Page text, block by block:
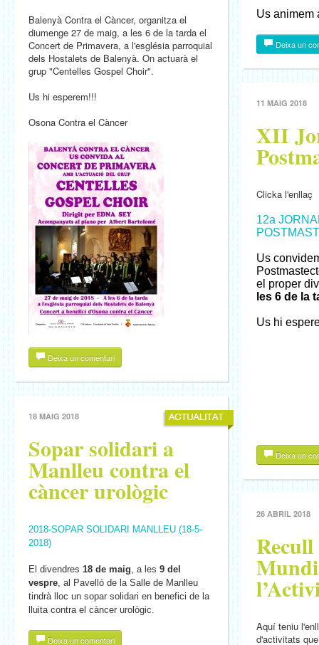
Balenyà Contra el Càncer, organitza el
diumenge 27 de maig, a les 6 de la tarda el
Concert de Primavera, a l'església parroquial
dels Hostalets de Balenyà. On actuarà el
grup "Centelles Gospel Choir".
Us hi esperem!!!
Osona Contra el Càncer
Deixa un comentari
18 MAIG 2018
Sopar solidari a
Manlleu contra el
càncer urològic
2018-SOPAR SOLIDARI MANLLEU (18-5-
2018)
El divendres 18 de maig, a les 9 del
vespre, al Pavelló de la Salle de Manlleu
tindrà lloc un sopar solidari en benefici de la
lluita contra el càncer urològic.
Deixa un comentari
Us animem
Deixa un
11 MAIG 2018
XII
Clicka l'enllaç
12a
Us
el proper
les 6 de la
Us hi
Deixa un
26 ABRIL 2018
Recull
Aquí teniu
d'activitats